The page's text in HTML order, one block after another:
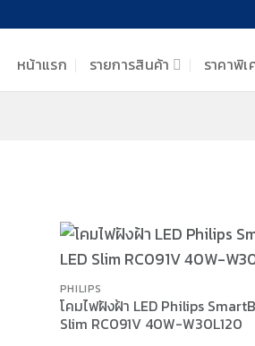
หน้าแรก รายการสินค้า ราคาพิเ
PHILIPS
โคมไฟฝังฝ้า LED Philips
Slim RC091V 40W-W30L120